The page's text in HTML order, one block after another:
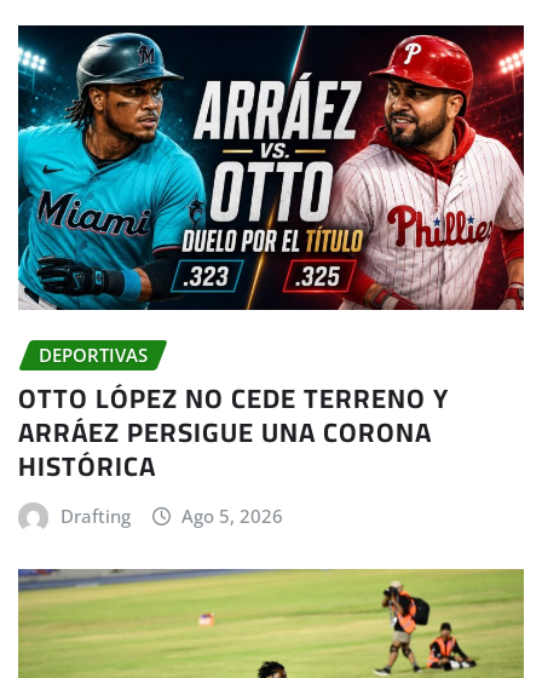
DEPORTIVAS
OTTO LÓPEZ NO CEDE TERRENO Y
ARRÁEZ PERSIGUE UNA CORONA
HISTÓRICA
Drafting Ago 5, 2026